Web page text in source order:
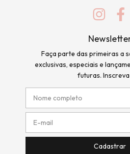
Faça parte das primeiras a
exclusivas, especiais e
futuras.